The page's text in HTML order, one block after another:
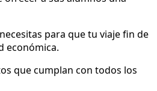
para que tu viaje fin de
económica.
que cumplan con todos los